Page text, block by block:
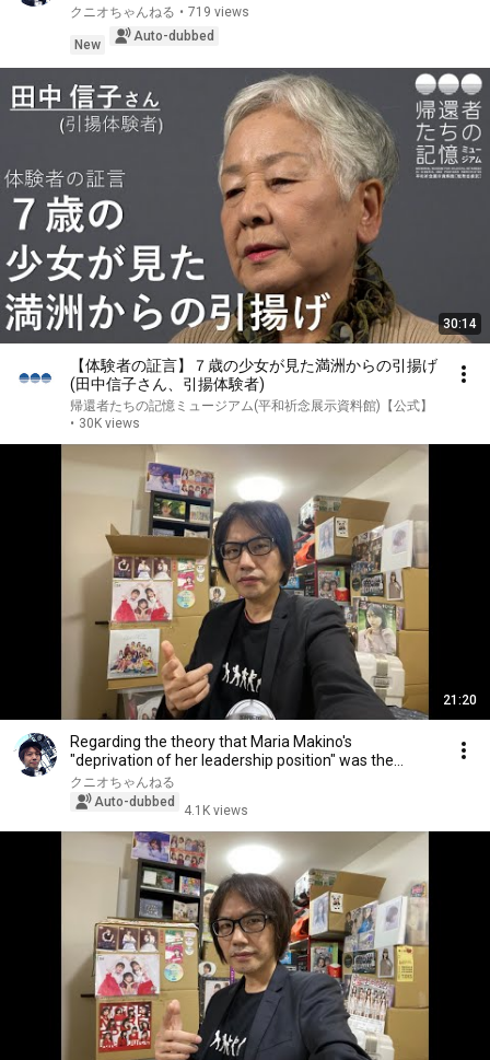
クニオちゃんねる • 719 views
New
Auto-dubbed
30:14
【体験者の証言】７歳の少女が見た満洲からの引揚げ
(田中信子さん、引揚体験者)
帰還者たちの記憶ミュージアム(平和祈念展示資料館)【公式】
• 30K views
21:20
Regarding the theory that Maria Makino's
"deprivation of her leadership position" was the
reason ...
クニオちゃんねる
Auto-dubbed
4.1K views